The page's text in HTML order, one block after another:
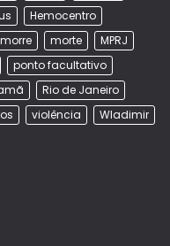
Hemocentro
morre morte
MPRJ
ponto facultativo
Rio de Janeiro
violência
Wladimir